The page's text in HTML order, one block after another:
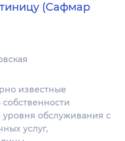
(Сафмар
известные
обслуживания с
услуг,